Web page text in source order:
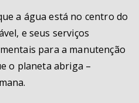
a água está no centro do
e seus serviços
para a manutenção
o planeta abriga –